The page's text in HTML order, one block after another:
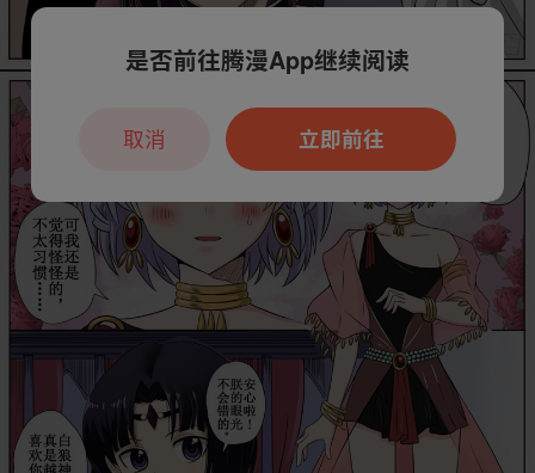
是否前往腾漫App继续阅读
立即前往
取消